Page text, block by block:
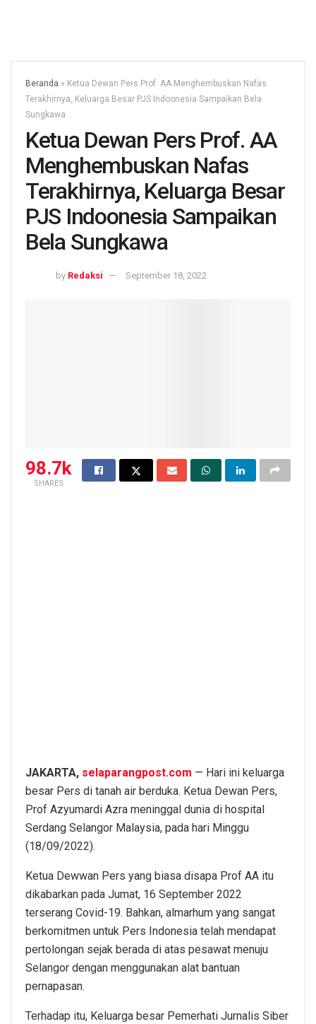
Beranda » Ketua Dewan Pers Prof. AA Menghembuskan Nafas
Terakhirnya, Keluarga Besar PJS Indoonesia Sampaikan Bela
Sungkawa
Ketua Dewan Pers Prof. AA
Menghembuskan Nafas
Terakhirnya, Keluarga Besar
PJS Indoonesia Sampaikan
Bela Sungkawa
by Redaksi September 18, 2022
98.7k
SHARES
JAKARTA, selaparangpost.com — Hari ini keluarga
besar Pers di tanah air berduka. Ketua Dewan Pers,
Prof Azyumardi Azra meninggal dunia di hospital
Serdang Selangor Malaysia, pada hari Minggu
(18/09/2022).
Ketua Dewwan Pers yang biasa disapa Prof AA itu
dikabarkan pada Jumat, 16 September 2022
terserang Covid-19. Bahkan, almarhum yang sangat
berkomitmen untuk Pers Indonesia telah mendapat
pertolongan sejak berada di atas pesawat menuju
Selangor dengan menggunakan alat bantuan
pernapasan.
Terhadap itu, Keluarga besar Pemerhati Jurnalis Siber